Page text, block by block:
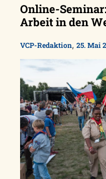
Online-
Arbeit in den
VCP-Redaktion, 25. Mai